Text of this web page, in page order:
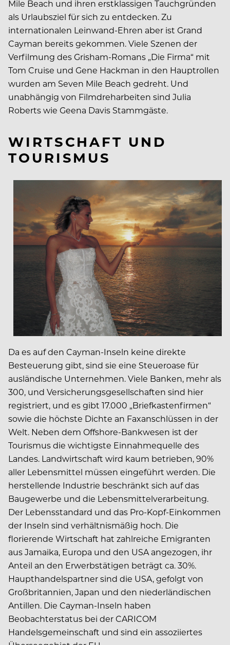
Mile Beach und ihren erstklassigen Tauchgründen
als Urlaubsziel für sich zu entdecken. Zu
internationalen Leinwand-Ehren aber ist Grand
Cayman bereits gekommen. Viele Szenen der
Verfilmung des Grisham-Romans „Die Firma“ mit
Tom Cruise und Gene Hackman in den Hauptrollen
wurden am Seven Mile Beach gedreht. Und
unabhängig von Filmdreharbeiten sind Julia
Roberts wie Geena Davis Stammgäste.
WIRTSCHAFT UND
TOURISMUS
Da es auf den Cayman-Inseln keine direkte
Besteuerung gibt, sind sie eine Steueroase für
ausländische Unternehmen. Viele Banken, mehr als
300, und Versicherungsgesellschaften sind hier
registriert, und es gibt 17.000 „Briefkastenfirmen“
sowie die höchste Dichte an Faxanschlüssen in der
Welt. Neben dem Offshore-Bankwesen ist der
Tourismus die wichtigste Einnahmequelle des
Landes. Landwirtschaft wird kaum betrieben, 90%
aller Lebensmittel müssen eingeführt werden. Die
herstellende Industrie beschränkt sich auf das
Baugewerbe und die Lebensmittelverarbeitung.
Der Lebensstandard und das Pro-Kopf-Einkommen
der Inseln sind verhältnismäßig hoch. Die
florierende Wirtschaft hat zahlreiche Emigranten
aus Jamaika, Europa und den USA angezogen, ihr
Anteil an den Erwerbstätigen beträgt ca. 30%.
Haupthandelspartner sind die USA, gefolgt von
Großbritannien, Japan und den niederländischen
Antillen. Die Cayman-Inseln haben
Beobachterstatus bei der CARICOM
Handelsgemeinschaft und sind ein assoziiertes